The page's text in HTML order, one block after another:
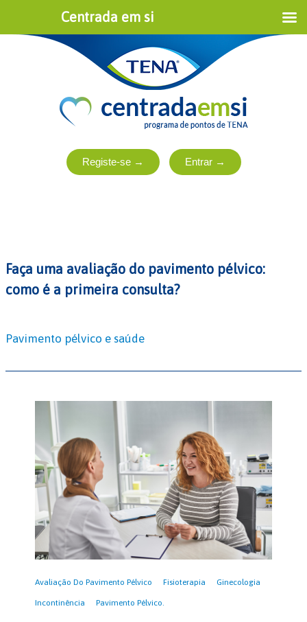
Faça uma avaliação do pavimento pélvico:
como é a primeira consulta?
Pavimento pélvico e saúde
Avaliação Do Pavimento Pélvico Fisioterapia Ginecologia
Incontinência Pavimento Pélvico.
Centrada em si